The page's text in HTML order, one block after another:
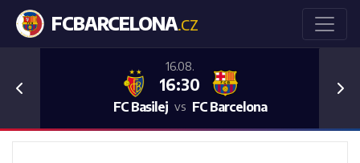
FCBARCELONA.CZ
16.08.
16:30
FC Basilej vs FC Barcelona
Previous